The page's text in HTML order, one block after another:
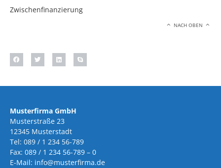
Zwischenfinanzierung
NACH OBEN
Musterfirma GmbH
Musterstraße 23
12345 Musterstadt
Tel: 089 / 1 234 56-789
Fax: 089 / 1 234 56-789 – 0
E-Mail: info@musterfirma.de